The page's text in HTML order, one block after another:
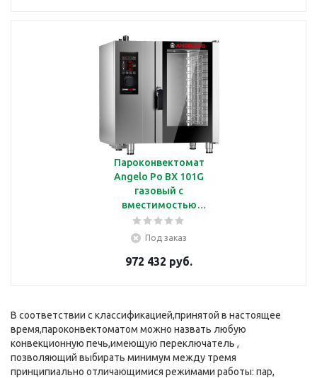
Пароконвектомат
Angelo Po BX 101G
газовый с
вместимостью
10*GN1/1
Под заказ
972 432 руб.
В соответствии с классификацией,принятой в настоящее
время,пароконвектоматом можно назвать любую
конвекционную печь,имеющую переключатель ,
позволяющий выбирать минимум между тремя
принципиально отличающимися режимами работы: пар,